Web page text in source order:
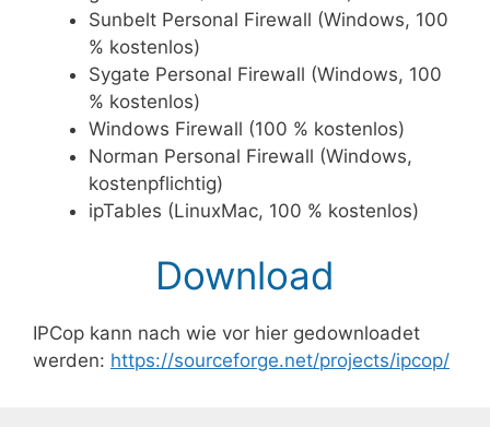
Sunbelt Personal Firewall (Windows, 100
% kostenlos)
Sygate Personal Firewall (Windows, 100
% kostenlos)
Windows Firewall (100 % kostenlos)
Norman Personal Firewall (Windows,
kostenpflichtig)
ipTables (LinuxMac, 100 % kostenlos)
Download
IPCop kann nach wie vor hier gedownloadet
werden: https://sourceforge.net/projects/ipcop/